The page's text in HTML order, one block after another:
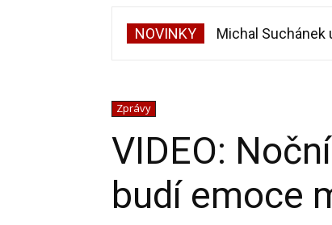
NOVINKY Michal Suchánek
Velká proměna
Zprávy
VIDEO:
budí emoce